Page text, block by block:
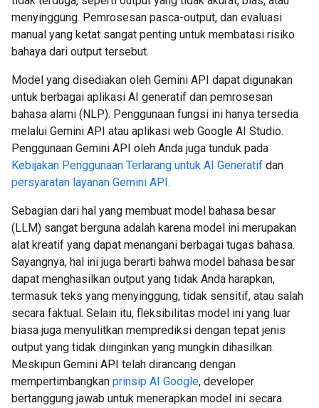
menyinggung. Pemrosesan pasca-output, dan evaluasi
manual yang ketat sangat penting untuk membatasi risiko
bahaya dari output tersebut.
Model yang disediakan oleh Gemini API dapat digunakan
untuk berbagai aplikasi AI generatif dan pemrosesan
bahasa alami (NLP). Penggunaan fungsi ini hanya tersedia
melalui Gemini API atau aplikasi web Google AI Studio.
Penggunaan Gemini API oleh Anda juga tunduk pada
Kebijakan Penggunaan Terlarang untuk AI Generatif dan
persyaratan layanan Gemini API.
Sebagian dari hal yang membuat model bahasa besar
(LLM) sangat berguna adalah karena model ini merupakan
alat kreatif yang dapat menangani berbagai tugas bahasa.
Sayangnya, hal ini juga berarti bahwa model bahasa besar
dapat menghasilkan output yang tidak Anda harapkan,
termasuk teks yang menyinggung, tidak sensitif, atau salah
secara faktual. Selain itu, fleksibilitas model ini yang luar
biasa juga menyulitkan memprediksi dengan tepat jenis
output yang tidak diinginkan yang mungkin dihasilkan.
Meskipun Gemini API telah dirancang dengan
mempertimbangkan prinsip AI Google, developer
bertanggung jawab untuk menerapkan model ini secara